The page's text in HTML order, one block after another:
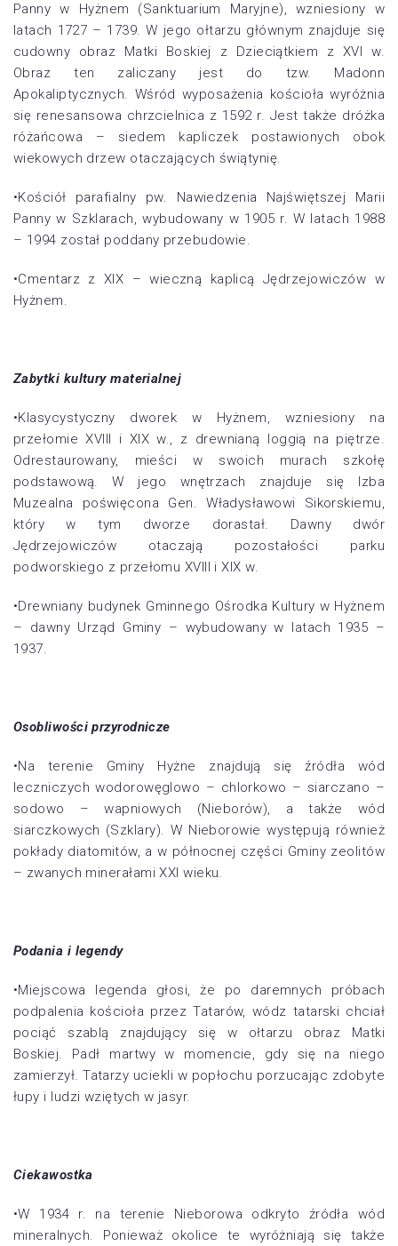
Panny w Hyżnem (Sanktuarium Maryjne), wzniesiony w
latach 1727 – 1739. W jego ołtarzu głównym znajduje się
cudowny obraz Matki Boskiej z Dzieciątkiem z XVI w.
Obraz ten zaliczany jest do tzw. Madonn
Apokaliptycznych. Wśród wyposażenia kościoła wyróżnia
się renesansowa chrzcielnica z 1592 r. Jest także dróżka
różańcowa – siedem kapliczek postawionych obok
wiekowych drzew otaczających świątynię.
•Kościół parafialny pw. Nawiedzenia Najświętszej Marii
Panny w Szklarach, wybudowany w 1905 r. W latach 1988
– 1994 został poddany przebudowie.
•Cmentarz z XIX – wieczną kaplicą Jędrzejowiczów w
Hyżnem.
Zabytki kultury materialnej
•Klasycystyczny dworek w Hyżnem, wzniesiony na
przełomie XVIII i XIX w., z drewnianą loggią na piętrze.
Odrestaurowany, mieści w swoich murach szkołę
podstawową. W jego wnętrzach znajduje się Izba
Muzealna poświęcona Gen. Władysławowi Sikorskiemu,
który w tym dworze dorastał. Dawny dwór
Jędrzejowiczów otaczają pozostałości parku
podworskiego z przełomu XVIII i XIX w.
•Drewniany budynek Gminnego Ośrodka Kultury w Hyżnem
– dawny Urząd Gminy – wybudowany w latach 1935 –
1937.
Osobliwości przyrodnicze
•Na terenie Gminy Hyżne znajdują się źródła wód
leczniczych wodorowęglowo – chlorkowo – siarczano –
sodowo – wapniowych (Nieborów), a także wód
siarczkowych (Szklary). W Nieborowie występują również
pokłady diatomitów, a w północnej części Gminy zeolitów
– zwanych minerałami XXI wieku.
Podania i legendy
•Miejscowa legenda głosi, że po daremnych próbach
podpalenia kościoła przez Tatarów, wódz tatarski chciał
pociąć szablą znajdujący się w ołtarzu obraz Matki
Boskiej. Padł martwy w momencie, gdy się na niego
zamierzył. Tatarzy uciekli w popłochu porzucając zdobyte
łupy i ludzi wziętych w jasyr.
Ciekawostka
•W 1934 r. na terenie Nieborowa odkryto źródła wód
mineralnych. Ponieważ okolice te wyróżniają się także